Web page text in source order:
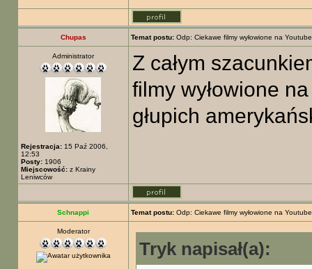
Chupas Temat postu: Odp: Ciekawe filmy wyłowione na Youtube
Administrator
Rejestracja: 15 Paź 2006,
12:53
Posty: 1906
Miejscowość: z Krainy
Leniwców
Z całym
filmy wyłowione
głupich
Schnappi Temat postu: Odp: Ciekawe filmy wyłowione na Youtube
Moderator
Tryk napisał(a):